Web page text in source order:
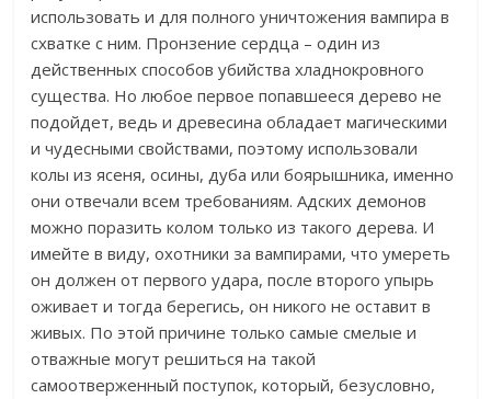
использовать и для полного уничтожения вампира в
схватке с ним. Пронзение сердца – один из
действенных способов убийства хладнокровного
существа. Но любое первое попавшееся дерево не
подойдет, ведь и древесина обладает магическими
и чудесными свойствами, поэтому использовали
колы из ясеня, осины, дуба или боярышника, именно
они отвечали всем требованиям. Адских демонов
можно поразить колом только из такого дерева. И
имейте в виду, охотники за вампирами, что умереть
он должен от первого удара, после второго упырь
оживает и тогда берегись, он никого не оставит в
живых. По этой причине только самые смелые и
отважные могут решиться на такой
самоотверженный поступок, который, безусловно,